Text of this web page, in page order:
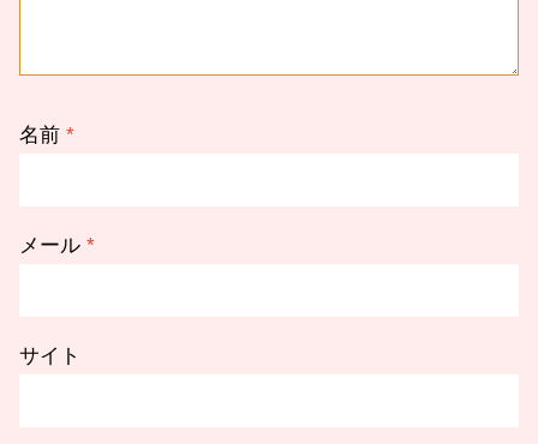
名前 *
メール *
サイト